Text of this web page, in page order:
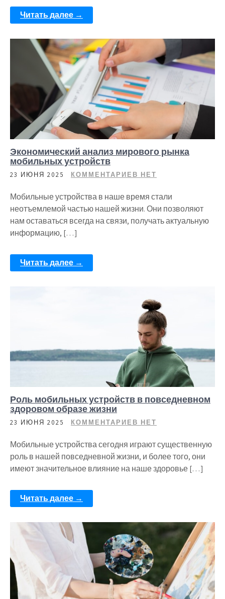
Читать далее →
Экономический анализ мирового рынка
мобильных устройств
23 ИЮНЯ 2025 КОММЕНТАРИЕВ НЕТ
Мобильные устройства в наше время стали
неотъемлемой частью нашей жизни. Они позволяют
нам оставаться всегда на связи, получать актуальную
информацию, […]
Читать далее →
Роль мобильных устройств в повседневном
здоровом образе жизни
23 ИЮНЯ 2025 КОММЕНТАРИЕВ НЕТ
Мобильные устройства сегодня играют существенную
роль в нашей повседневной жизни, и более того, они
имеют значительное влияние на наше здоровье […]
Читать далее →